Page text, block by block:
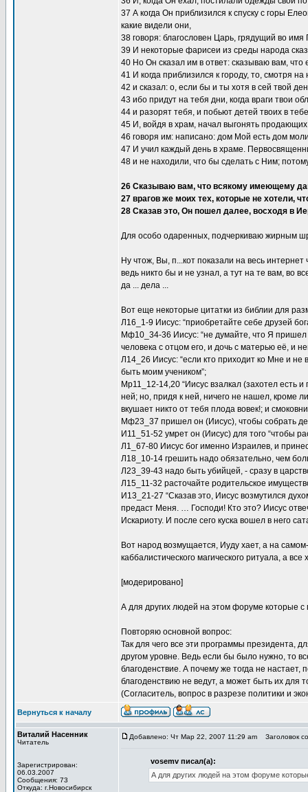
37 А когда Он приблизился к спуску с горы
какие видели они,
38 говоря: благословен Царь, грядущий во
39 И некоторые фарисеи из среды народа
40 Но Он сказал им в ответ: сказываю вам, что
41 И когда приблизился к городу, то, смотря
42 и сказал: о, если бы и ты хотя в сей твой
43 ибо придут на тебя дни, когда враги твои
44 и разорят тебя, и побьют детей твоих в
45 И, войдя в храм, начал выгонять
46 говоря им: написано: дом Мой есть дом
47 И учил каждый день в храме.
48 и не находили, что бы сделать с Ним;
26 Сказываю вам, что всякому имеющему
27 врагов же моих тех, которые не хотели,
28 Сказав это, Он пошел далее, восходя в
Для особо одаренных, подчеркиваю жирным
Ну чтож, Вы, п...кот показали на весь
ведь никто бы и не узнал, а тут на те вам, во
да ... дела ...
Вот еще некоторые цитатки из библии для
Л16_1-9 Иисус: “приобретайте себе друзей
Мф10_34-36 Иисус: “не думайте, что Я
человека с отцом его, и дочь с матерью её, и
Л14_26 Иисус: “если кто приходит ко Мне и
быть моим учеником”;
Mp11_12-14,20 “Иисус взалкал (захотел есть
ней; но, придя к ней, ничего не нашел, кроме
вкушает никто от тебя плода вовек!; и
Мф23_37 пришел он (Иисус), чтобы собрать
И11_51-52 умрет он (Иисус) для того “чтобы
Л1_67-80 Иисус бог именно Израилев, и
Л18_10-14 грешить надо обязательно, чем
Л23_39-43 надо быть убийцей, - сразу в
Л15_11-32 расточайте родительское
И13_21-27 “Сказав это, Иисус возмутился
предаст Меня. … Господи! Кто это? Иисус
Искариоту. И после сего куска вошел в него
Вот народ возмущается, Иуду хает, а на
каббалистического магического ритуала, а
[модерировано]
А для других людей на этом форуме которые
Повторяю основной вопрос:
Так для чего все эти программы президента,
другом уровне. Ведь если бы было нужно, то
благоденствие. А почему же тогда не
благоденствию не ведут, а может быть их для
(Согласитель, вопрос в разрезе политики и
Вернуться к началу
Виталий Насенник
Читатель
Зарегистрирован:
06.03.2007
Сообщения: 73
Откуда: г.Новосибирск
Добавлено: Чт Мар 22, 2007 11:29 am Заголовок
vosemv писал(а):
А для других людей на этом форуме